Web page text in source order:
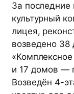
За последние
культурный
лицея,
возведено
«Комплексное
и 17 домов —
Возведён 4-